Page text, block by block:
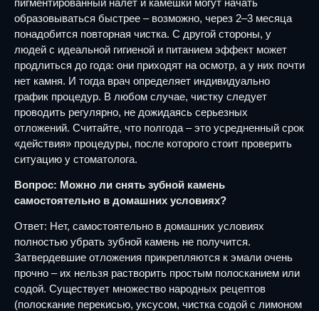
пигментированный налет и камешки могут начать
образовываться быстрее – возможно, через 2–3 месяца
понадобится повторная чистка. С другой стороны, у
людей с идеальной гигиеной и питанием эффект может
продлиться до года: они приходят на осмотр, а у них почти
нет камня. И тогда врач определяет индивидуально
график процедур. В любом случае, чистку следует
проводить регулярно, не дожидаясь серьезных
отложений. Считайте, что полгода – это усредненный срок
«действия» процедуры, после которого стоит проверить
ситуацию у стоматолога.
Вопрос: Можно ли снять зубной камень
самостоятельно в домашних условиях?
Ответ: Нет, самостоятельно в домашних условиях
полностью убрать зубной камень не получится.
Затвердевшие отложения прикрепляются к эмали очень
прочно – их нельзя растворить простым полосканием или
содой. Существует множество народных рецептов
(полоскание перекисью, уксусом, чистка содой с лимоном